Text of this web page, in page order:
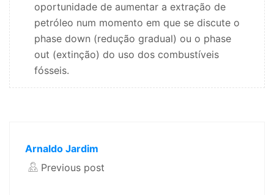
oportunidade de aumentar a extração de
petróleo num momento em que se discute o
phase down (redução gradual) ou o phase
out (extinção) do uso dos combustíveis
fósseis.
Arnaldo Jardim
Previous post